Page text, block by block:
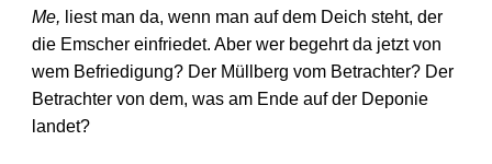
Me, liest man da, wenn man auf dem Deich steht, der
die Emscher einfriedet. Aber wer begehrt da jetzt von
wem Befriedigung? Der Müllberg vom Betrachter? Der
Betrachter von dem, was am Ende auf der Deponie
landet?